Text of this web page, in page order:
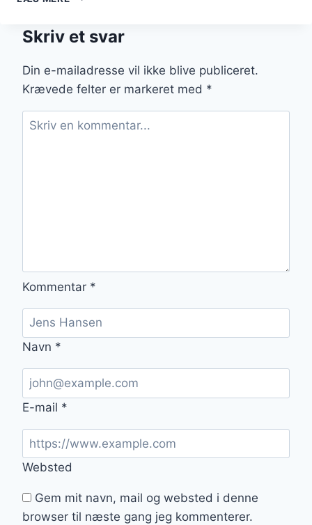
MED
Skriv et svar
Din e-mailadresse vil ikke blive publiceret.
Krævede felter er markeret med *
Kommentar *
Navn *
E-mail *
Websted
Gem mit navn, mail og websted i denne
browser til næste gang jeg kommenterer.